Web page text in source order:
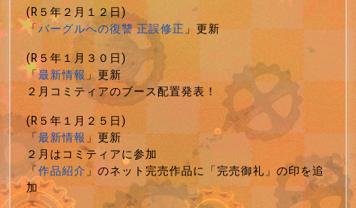
(R５年２月１２日)
「バーグルへの復讐 正誤修正」更新
(R５年１月３０日)
「最新情報」更新
２月コミティアのブース配置発表！
(R５年１月２５日)
「最新情報」更新
２月はコミティアに参加
「作品紹介」のネット完売作品に「完売御礼」の印を追
加